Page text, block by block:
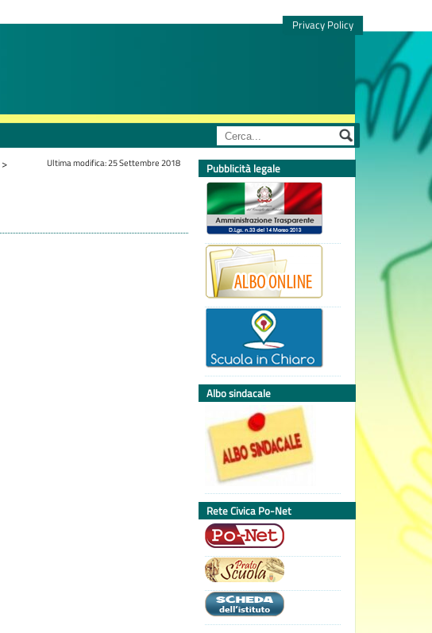
Privacy Policy
Ultima modifica: 25 Settembre 2018
>
Pubblicità legale
Albo sindacale
Rete Civica Po-Net